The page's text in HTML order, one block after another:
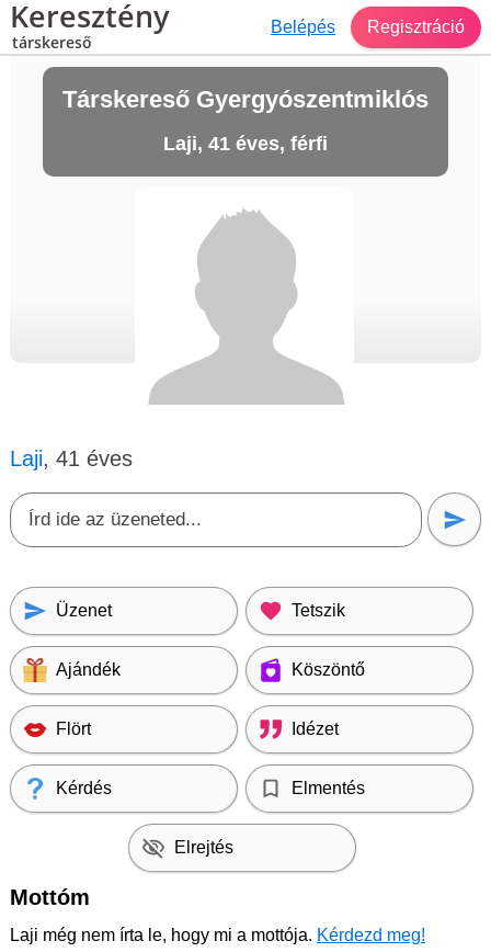
Keresztény
társkereső
Belépés Regisztráció
Társkereső Gyergyószentmiklós
Laji, 41 éves, férfi
Laji, 41 éves
Üzenet Tetszik
Ajándék Köszöntő
Flört Idézet
Kérdés Elmentés
Elrejtés
Mottóm
Laji még nem írta le, hogy mi a mottója. Kérdezd meg!